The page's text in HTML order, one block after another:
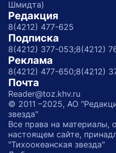
Шмидта)
Редакция
8(4212) 477-625
Подписка
8(4212) 377-053;8(4212)
Реклама
8(4212) 477-650;8(4212)
Почта
Reader@toz.khv.ru
© 2011 –2025, АО
звезда"
Все права на материалы,
настоящем сайте,
"Тихоокеанская звезда"